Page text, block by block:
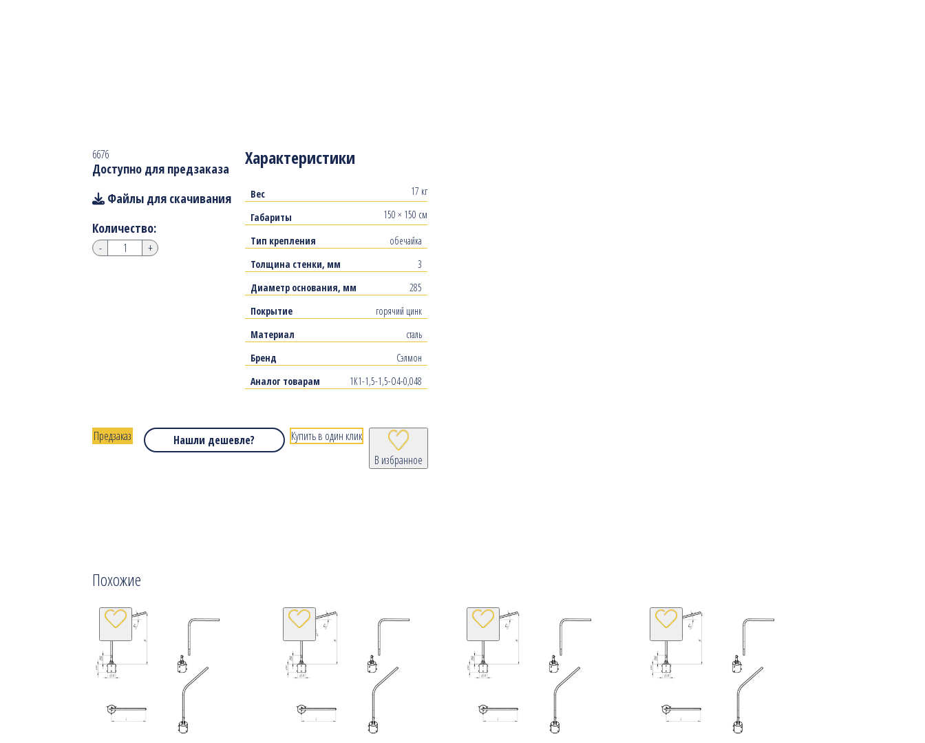
Характеристики
Вес
17 кг
Габариты
150 × 150 см
Тип крепления
обечайка
Толщина стенки, мм
3
Диаметр основания, мм
285
Покрытие
горячий цинк
Материал
сталь
Бренд
Сэлмон
Аналог товарам
1К1-1,5-1,5-О4-0,048
6676
Доступно для предзаказа
Файлы для скачивания
Количество:
- +
Нашли дешевле?
В избранное
Предзаказ Купить в один клик
Похожие